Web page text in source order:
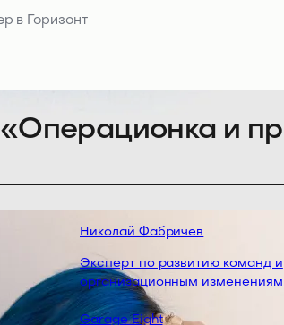
в Горизонт
и
Николай Фабричев
Эксперт по развитию команд и
организационным изменениям
Garage Eight